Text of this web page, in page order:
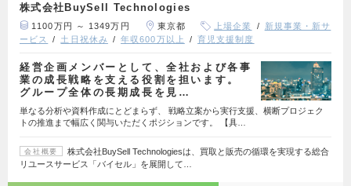
株式会社BuySell Technologies
1100万円 ～ 1349万円 東京都 上場企業
新規事業・新サ
ービス
土日祝休み 年収600万以上 育児支援制度
経営企画メンバーとして、全社および各事
業の成長戦略を支える役割を担います。
グループ全体の長期成長を見…
単なる分析や資料作成にとどまらず、 戦略立案から実行支援、横断プロジェク
トの推進まで幅広く関与いただくポジションです。 【具…
会社概要
株式会社BuySell Technologiesは、買取と販売の循環を実現する総合
リユースサービス「バイセル」を展開して…